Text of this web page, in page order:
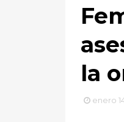
la
enero